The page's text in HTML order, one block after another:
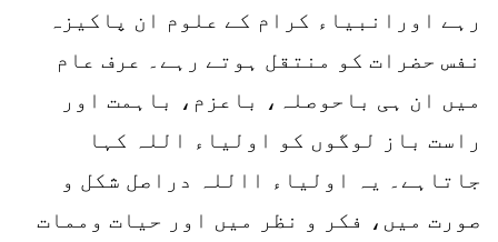
رہے اورانبیاء کرام کے علوم ان پاکیزہ
نفس حضرات کو منتقل ہوتے رہے۔ عرف عام
میں ان ہی باحوصلہ، باعزم، باہمت اور
راست باز لوگوں کو اولیاء اللہ کہا
جاتاہے۔ یہ اولیاء االلہ دراصل شکل و
صورت میں، فکر و نظر میں اور حیات وممات